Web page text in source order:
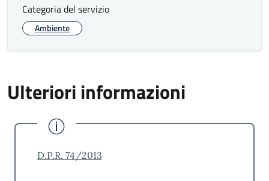
Categoria del servizio
Ambiente
Ulteriori informazioni
D.P.R. 74/2013